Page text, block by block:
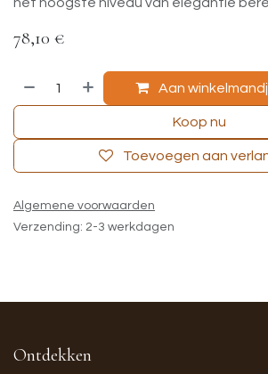
het hoogste niveau van elegantie
78,10 €
Aan
Koop nu
Toevoegen aan
Algemene voorwaarden
Verzending: 2-3 werkdagen
Ontdekken